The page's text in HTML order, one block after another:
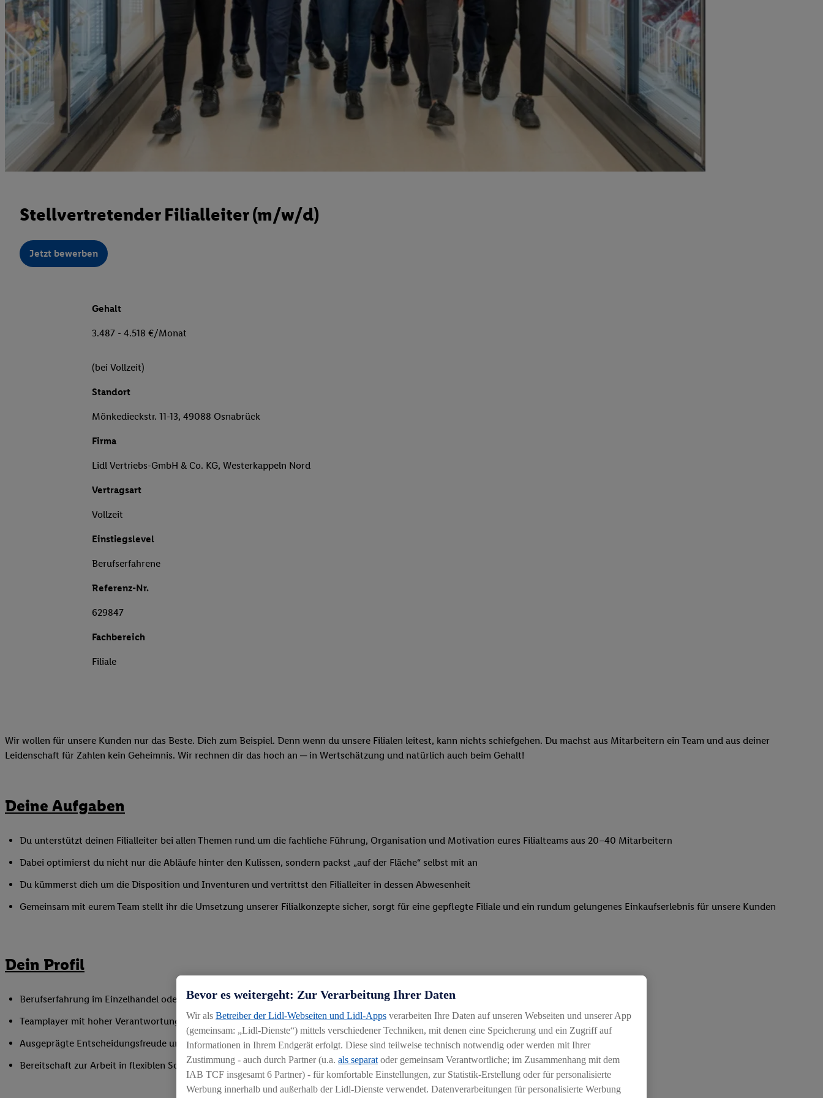
Stellvertretender Filialleiter (m/w/d)
Jetzt bewerben
Gehalt
3.487 - 4.518 €/Monat
(bei Vollzeit)
Standort
Mönkedieckstr. 11-13, 49088 Osnabrück
Firma
Lidl Vertriebs-GmbH & Co. KG, Westerkappeln Nord
Vertragsart
Vollzeit
Einstiegslevel
Berufserfahrene
Referenz-Nr.
629847
Fachbereich
Filiale
Wir wollen für unsere Kunden nur das Beste. Dich zum Beispiel. Denn wenn du unsere Filialen leitest, kann nichts schiefgehen. Du machst aus Mitarbeitern ein Team und aus deiner
Leidenschaft für Zahlen kein Geheimnis. Wir rechnen dir das hoch an ─ in Wertschätzung und natürlich auch beim Gehalt!
Deine Aufgaben
Du unterstützt deinen Filialleiter bei allen Themen rund um die fachliche Führung, Organisation und Motivation eures Filialteams aus 20–40 Mitarbeitern
Dabei optimierst du nicht nur die Abläufe hinter den Kulissen, sondern packst „auf der Fläche“ selbst mit an
Du kümmerst dich um die Disposition und Inventuren und vertrittst den Filialleiter in dessen Abwesenheit
Gemeinsam mit eurem Team stellt ihr die Umsetzung unserer Filialkonzepte sicher, sorgt für eine gepflegte Filiale und ein rundum gelungenes Einkaufserlebnis für unsere Kunden
Dein Profil
Berufserfahrung im Einzelhandel oder einer vergleichbaren Branche mit erster Führungserfahrung in einer ähnlich verantwortungsvollen Position
Teamplayer mit hoher Verantwortungsbereitschaft und der Fähigkeit, Mitarbeiter zu begeistern und zu motivieren
Ausgeprägte Entscheidungsfreude und Ergebnisorientierung
Bereitschaft zur Arbeit in flexiblen Schichtmodellen
Bevor es weitergeht: Zur Verarbeitung Ihrer Daten
Wir als Betreiber der Lidl-Webseiten und Lidl-Apps verarbeiten Ihre Daten auf unseren Webseiten und unserer App
(gemeinsam: „Lidl-Dienste“) mittels verschiedener Techniken, mit denen eine Speicherung und ein Zugriff auf
Informationen in Ihrem Endgerät erfolgt. Diese sind teilweise technisch notwendig oder werden mit Ihrer
Zustimmung - auch durch Partner (u.a. als separat oder gemeinsam Verantwortliche; im Zusammenhang mit dem
IAB TCF insgesamt 6 Partner) - für komfortable Einstellungen, zur Statistik-Erstellung oder für personalisierte
Werbung innerhalb und außerhalb der Lidl-Dienste verwendet. Datenverarbeitungen für personalisierte Werbung